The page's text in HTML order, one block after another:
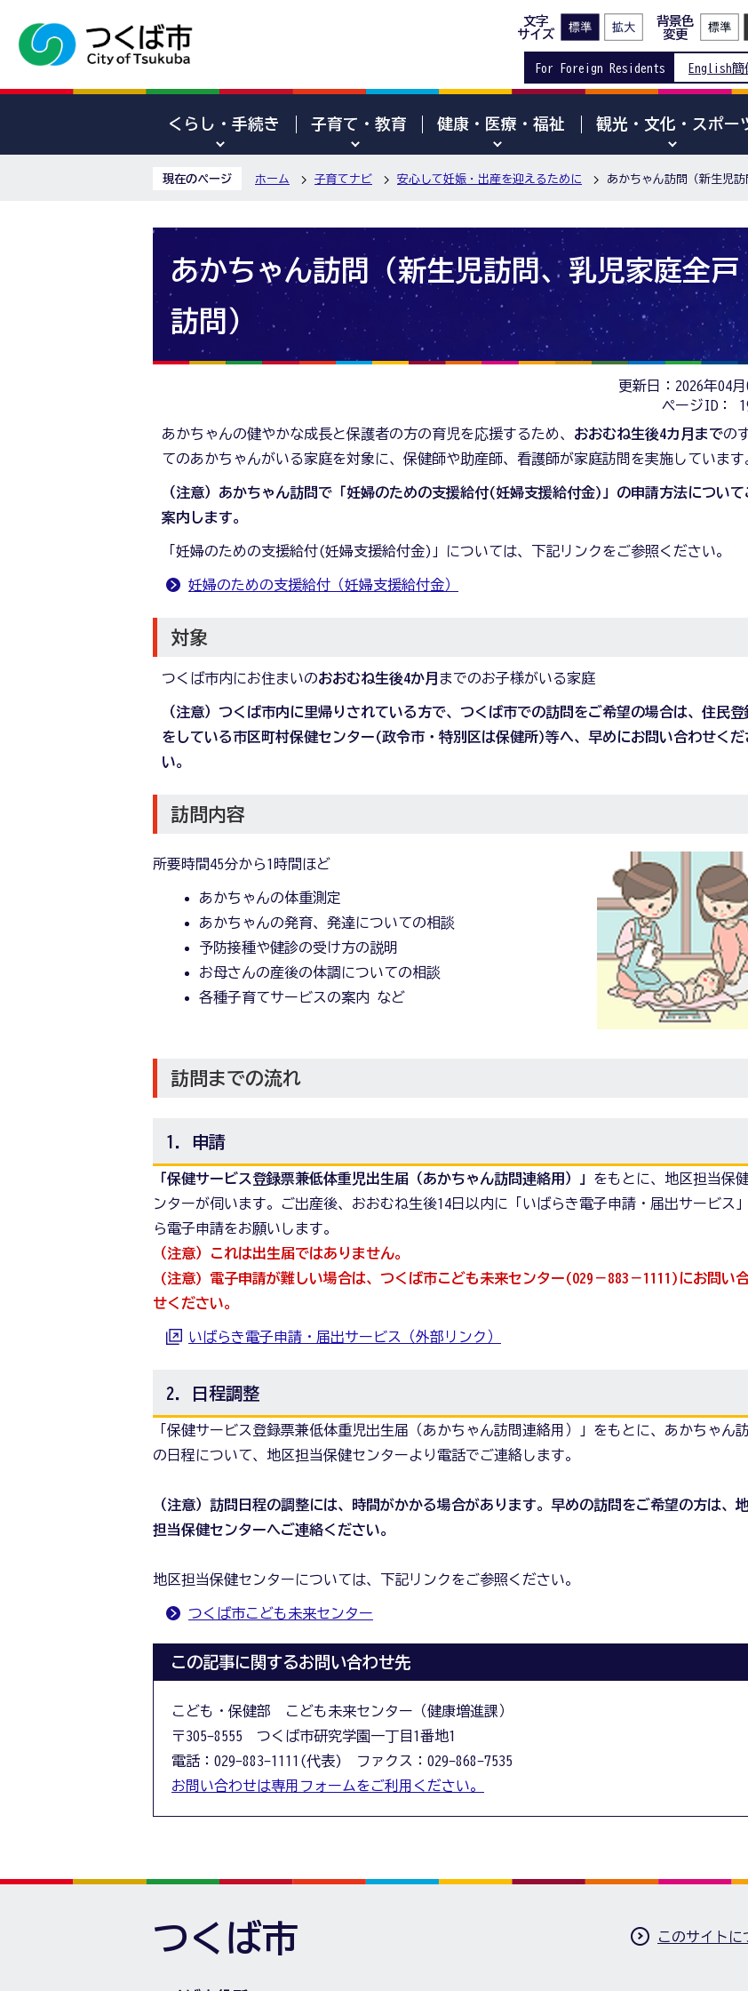
文字
サイズ
背景色
変更
For Foreign Residents English簡
くらし・手続き 子育て・教育 健康・医療・福祉 観光・文化・スポー
現在のページ ホーム 子育てナビ 安心して妊娠・出産を迎えるために あかちゃん訪問（新生児訪
あかちゃん訪問（新生児訪問、乳児家庭全戸
訪問）
更新日：2026年04月
ページID：
あかちゃんの健やかな成長と保護者の方の育児を応援するため、 おおむね生後4カ月までの
てのあかちゃんがいる家庭を対象に、保健師や助産師、看護師が家庭訪問を実施しています
（注意）あかちゃん訪問で「妊婦のための支援給付(妊婦支援給付金)」の申請方法について
案内します。
「妊婦のための支援給付(妊婦支援給付金)」については、下記リンクをご参照ください。
妊婦のための支援給付（妊婦支援給付金）
対象
つくば市内にお住まいのおおむね生後4か月 までのお子様がいる家庭
（注意）つくば市内に里帰りされている方で、つくば市での訪問をご希望の場合は、住民登
をしている市区町村保健センター(政令市・特別区は保健所)等へ、早めにお問い合わせくだ
い。
訪問内容
所要時間45分から1時間ほど
あかちゃんの体重測定
あかちゃんの発育、発達についての相談
予防接種や健診の受け方の説明
お母さんの産後の体調についての相談
各種子育てサービスの案内 など
訪問までの流れ
1．申請
「保健サービス登録票兼低体重児出生届（あかちゃん訪問連絡用）」 をもとに、地区担当保
ンターが伺います。ご出産後、おおむね生後14日以内に「いばらき電子申請・届出サービス
ら電子申請をお願いします。
（注意）これは出生届ではありません。
(注意) 電子申請が難しい場合は、つくば市こども未来センター(029－883－1111)にお問い
せください。
いばらき電子申請・届出サービス（外部リンク）
2．日程調整
「保健サービス登録票兼低体重児出生届（あかちゃん訪問連絡用）」をもとに、あかちゃん
の日程について、地区担当保健センターより電話でご連絡します。
（注意）訪問日程の調整には、時間がかかる場合があります。早めの訪問をご希望の方は、
担当保健センターへご連絡ください。
地区担当保健センターについては、下記リンクをご参照ください。
つくば市こども未来センター
この記事に関するお問い合わせ先
こども・保健部 こども未来センター（健康増進課）
〒305-8555 つくば市研究学園一丁目1番地1
電話：029-883-1111(代表) ファクス：029-868-7535
お問い合わせは専用フォームをご利用ください。
つくば市 このサイトに